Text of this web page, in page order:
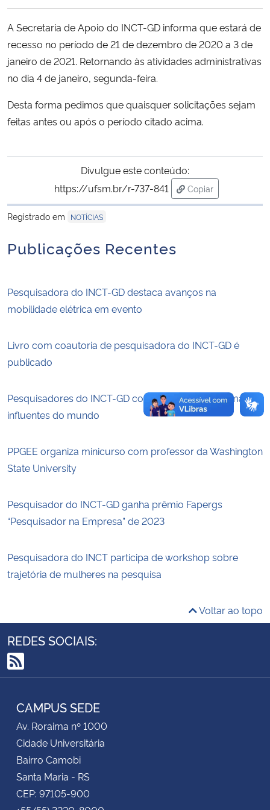
Ministério da Cidadania
Ministério da Saúde
Ministério de Minas e Energia
Ministério da Ciência, Tecnologia, Inovações e Comunicações
Ministério do Desenvolvimento Regional
Secretaria-Geral
Gabinete de Segurança Institucional
Advocacia-Geral da União
Planalto
A Secretaria de Apoio do INCT-GD informa que estará de
recesso no período de 21 de dezembro de 2020 a 3 de
janeiro de 2021. Retornando às atividades administrativas
no dia 4 de janeiro, segunda-feira.
Desta forma pedimos que quaisquer solicitações sejam
feitas antes ou após o período citado acima.
Divulgue este conteúdo:
https://ufsm.br/r-737-841
Copiar
para área de
Registrado em
NOTÍCIAS
Publicações Recentes
Pesquisadora do INCT-GD destaca avanços na
mobilidade elétrica em evento
Livro com coautoria de pesquisadora do INCT-GD é
publicado
Pesquisadores do INCT-GD constam em lista dos mais
influentes do mundo
PPGEE organiza minicurso com professor da Washington
State University
Pesquisador do INCT-GD ganha prêmio Fapergs
“Pesquisador na Empresa” de 2023
Pesquisadora do INCT participa de workshop sobre
trajetória de mulheres na pesquisa
Voltar ao topo
REDES SOCIAIS:
RSS
CAMPUS SEDE
Av. Roraima nº 1000
Cidade Universitária
Bairro Camobi
Santa Maria - RS
CEP: 97105-900